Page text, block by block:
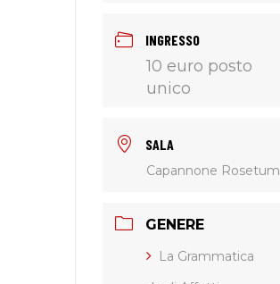
INGRESSO
10 euro posto
unico
SALA
Capannone Rosetum
GENERE
La Grammatica